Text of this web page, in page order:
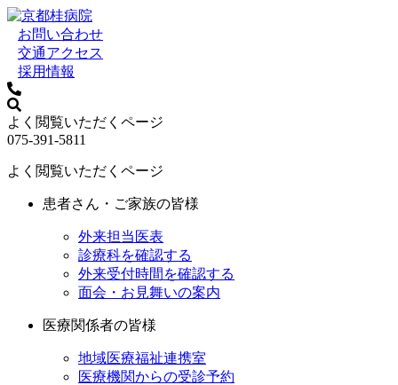
お問い合わせ
交通アクセス
採用情報
よく閲覧いただくページ
075-391-5811
よく閲覧いただくページ
患者さん・ご家族の皆様
外来担当医表
診療科を確認する
外来受付時間を確認する
面会・お見舞いの案内
医療関係者の皆様
地域医療福祉連携室
医療機関からの受診予約